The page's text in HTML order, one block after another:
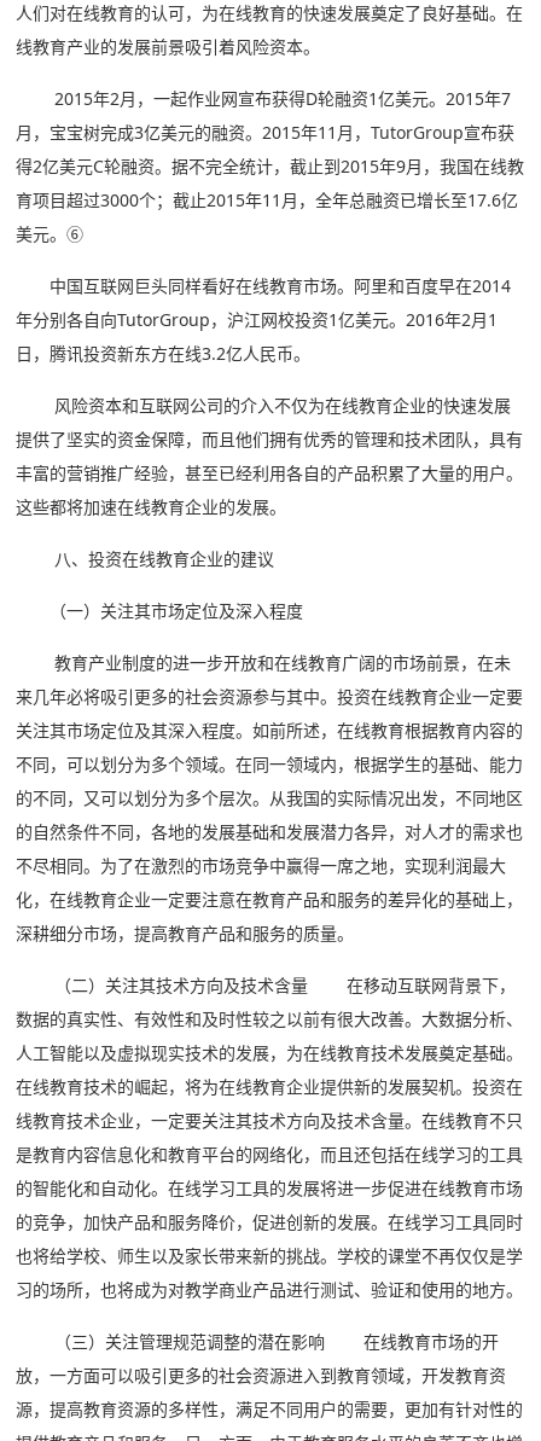
人们对在线教育的认可，为在线教育的快速发展奠定了良好基础。在
线教育产业的发展前景吸引着风险资本。
2015年2月，一起作业网宣布获得D轮融资1亿美元。2015年7
月，宝宝树完成3亿美元的融资。2015年11月，TutorGroup宣布获
得2亿美元C轮融资。据不完全统计，截止到2015年9月，我国在线教
育项目超过3000个；截止2015年11月，全年总融资已增长至17.6亿
美元。⑥
中国互联网巨头同样看好在线教育市场。阿里和百度早在2014
年分别各自向TutorGroup，沪江网校投资1亿美元。2016年2月1
日，腾讯投资新东方在线3.2亿人民币。
风险资本和互联网公司的介入不仅为在线教育企业的快速发展
提供了坚实的资金保障，而且他们拥有优秀的管理和技术团队，具有
丰富的营销推广经验，甚至已经利用各自的产品积累了大量的用户。
这些都将加速在线教育企业的发展。
八、投资在线教育企业的建议
（一）关注其市场定位及深入程度
教育产业制度的进一步开放和在线教育广阔的市场前景，在未
来几年必将吸引更多的社会资源参与其中。投资在线教育企业一定要
关注其市场定位及其深入程度。如前所述，在线教育根据教育内容的
不同，可以划分为多个领域。在同一领域内，根据学生的基础、能力
的不同，又可以划分为多个层次。从我国的实际情况出发，不同地区
的自然条件不同，各地的发展基础和发展潜力各异，对人才的需求也
不尽相同。为了在激烈的市场竞争中赢得一席之地，实现利润最大
化，在线教育企业一定要注意在教育产品和服务的差异化的基础上，
深耕细分市场，提高教育产品和服务的质量。
（二）关注其技术方向及技术含量 在移动互联网背景下，
数据的真实性、有效性和及时性较之以前有很大改善。大数据分析、
人工智能以及虚拟现实技术的发展，为在线教育技术发展奠定基础。
在线教育技术的崛起，将为在线教育企业提供新的发展契机。投资在
线教育技术企业，一定要关注其技术方向及技术含量。在线教育不只
是教育内容信息化和教育平台的网络化，而且还包括在线学习的工具
的智能化和自动化。在线学习工具的发展将进一步促进在线教育市场
的竞争，加快产品和服务降价，促进创新的发展。在线学习工具同时
也将给学校、师生以及家长带来新的挑战。学校的课堂不再仅仅是学
习的场所，也将成为对教学商业产品进行测试、验证和使用的地方。
（三）关注管理规范调整的潜在影响 在线教育市场的开
放，一方面可以吸引更多的社会资源进入到教育领域，开发教育资
源，提高教育资源的多样性，满足不同用户的需要，更加有针对性的